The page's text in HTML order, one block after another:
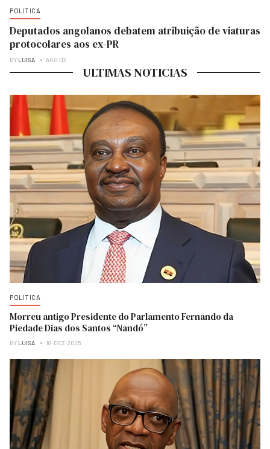
POLITICA
Deputados angolanos debatem atribuição de viaturas
protocolares aos ex-PR
BY LUISA AGO 02
ULTIMAS NOTICIAS
POLITICA
Morreu antigo Presidente do Parlamento Fernando da
Piedade Dias dos Santos “Nandó”
BY LUISA 18-DEZ-2025